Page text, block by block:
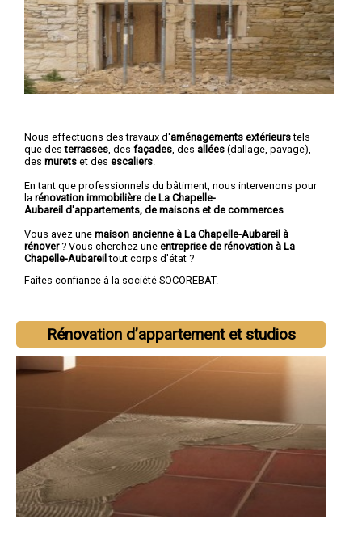
Nous effectuons des travaux d'aménagements extérieurstels
que desterrasses , des façades , des allées (dallage, pavage),
des murets et des escaliers
En tant que professionnels du bâtiment, nous intervenons pour
la rénovation immobilière de La Chapelle-
Aubareil d'appartements, de maisons et de commerces
Vous avez une maison ancienne à La Chapelle-Aubareil à
rénover? Vous cherchez une entreprise de rénovation à La
Chapelle-Aubareiltout corps d'état ?
Faites confiance à la société SOCOREBAT.
Rénovation d’appartement et studios